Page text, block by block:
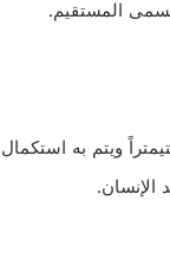
في السبيل الهضمي والذي يفتح نحو خارج الجسم في فتحة الشرج. يبلغ طولة 20 سنتيمتراً ويتم به استكمال
الإنسان.